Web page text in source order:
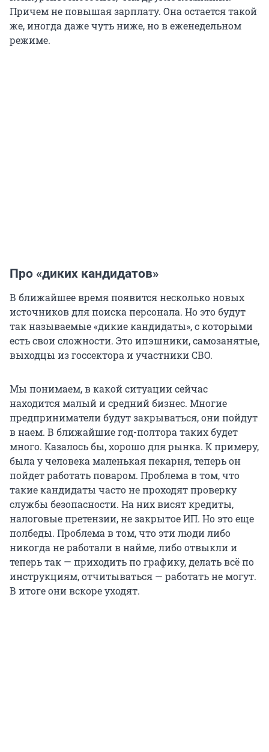
Причем не повышая зарплату. Она остается такой
же, иногда даже чуть ниже, но в еженедельном
режиме.
Про «диких кандидатов»
В ближайшее время появится несколько новых
источников для поиска персонала. Но это будут
так называемые «дикие кандидаты», с которыми
есть свои сложности. Это ипэшники, самозанятые,
выходцы из госсектора и участники СВО.
Мы понимаем, в какой ситуации сейчас
находится малый и средний бизнес. Многие
предприниматели будут закрываться, они пойдут
в наем. В ближайшие год-полтора таких будет
много. Казалось бы, хорошо для рынка. К примеру,
была у человека маленькая пекарня, теперь он
пойдет работать поваром. Проблема в том, что
такие кандидаты часто не проходят проверку
службы безопасности. На них висят кредиты,
налоговые претензии, не закрытое ИП. Но это еще
полбеды. Проблема в том, что эти люди либо
никогда не работали в найме, либо отвыкли и
теперь так — приходить по графику, делать всё по
инструкциям, отчитываться — работать не могут.
В итоге они вскоре уходят.